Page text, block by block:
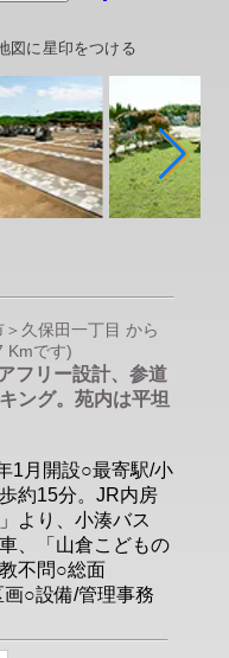
図に星印をつける
久保田一丁目 から
Kmです)
フリー設計、参道
ング。苑内は平坦
1月開設○最寄駅/小
約15分。JR内房
より、小湊バス
、「山倉こどもの
不問○総面
○設備/管理事務